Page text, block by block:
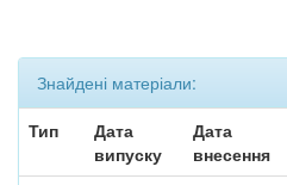
Знайдені матеріали:
Тип
Дата
випуску
Дата
внесення